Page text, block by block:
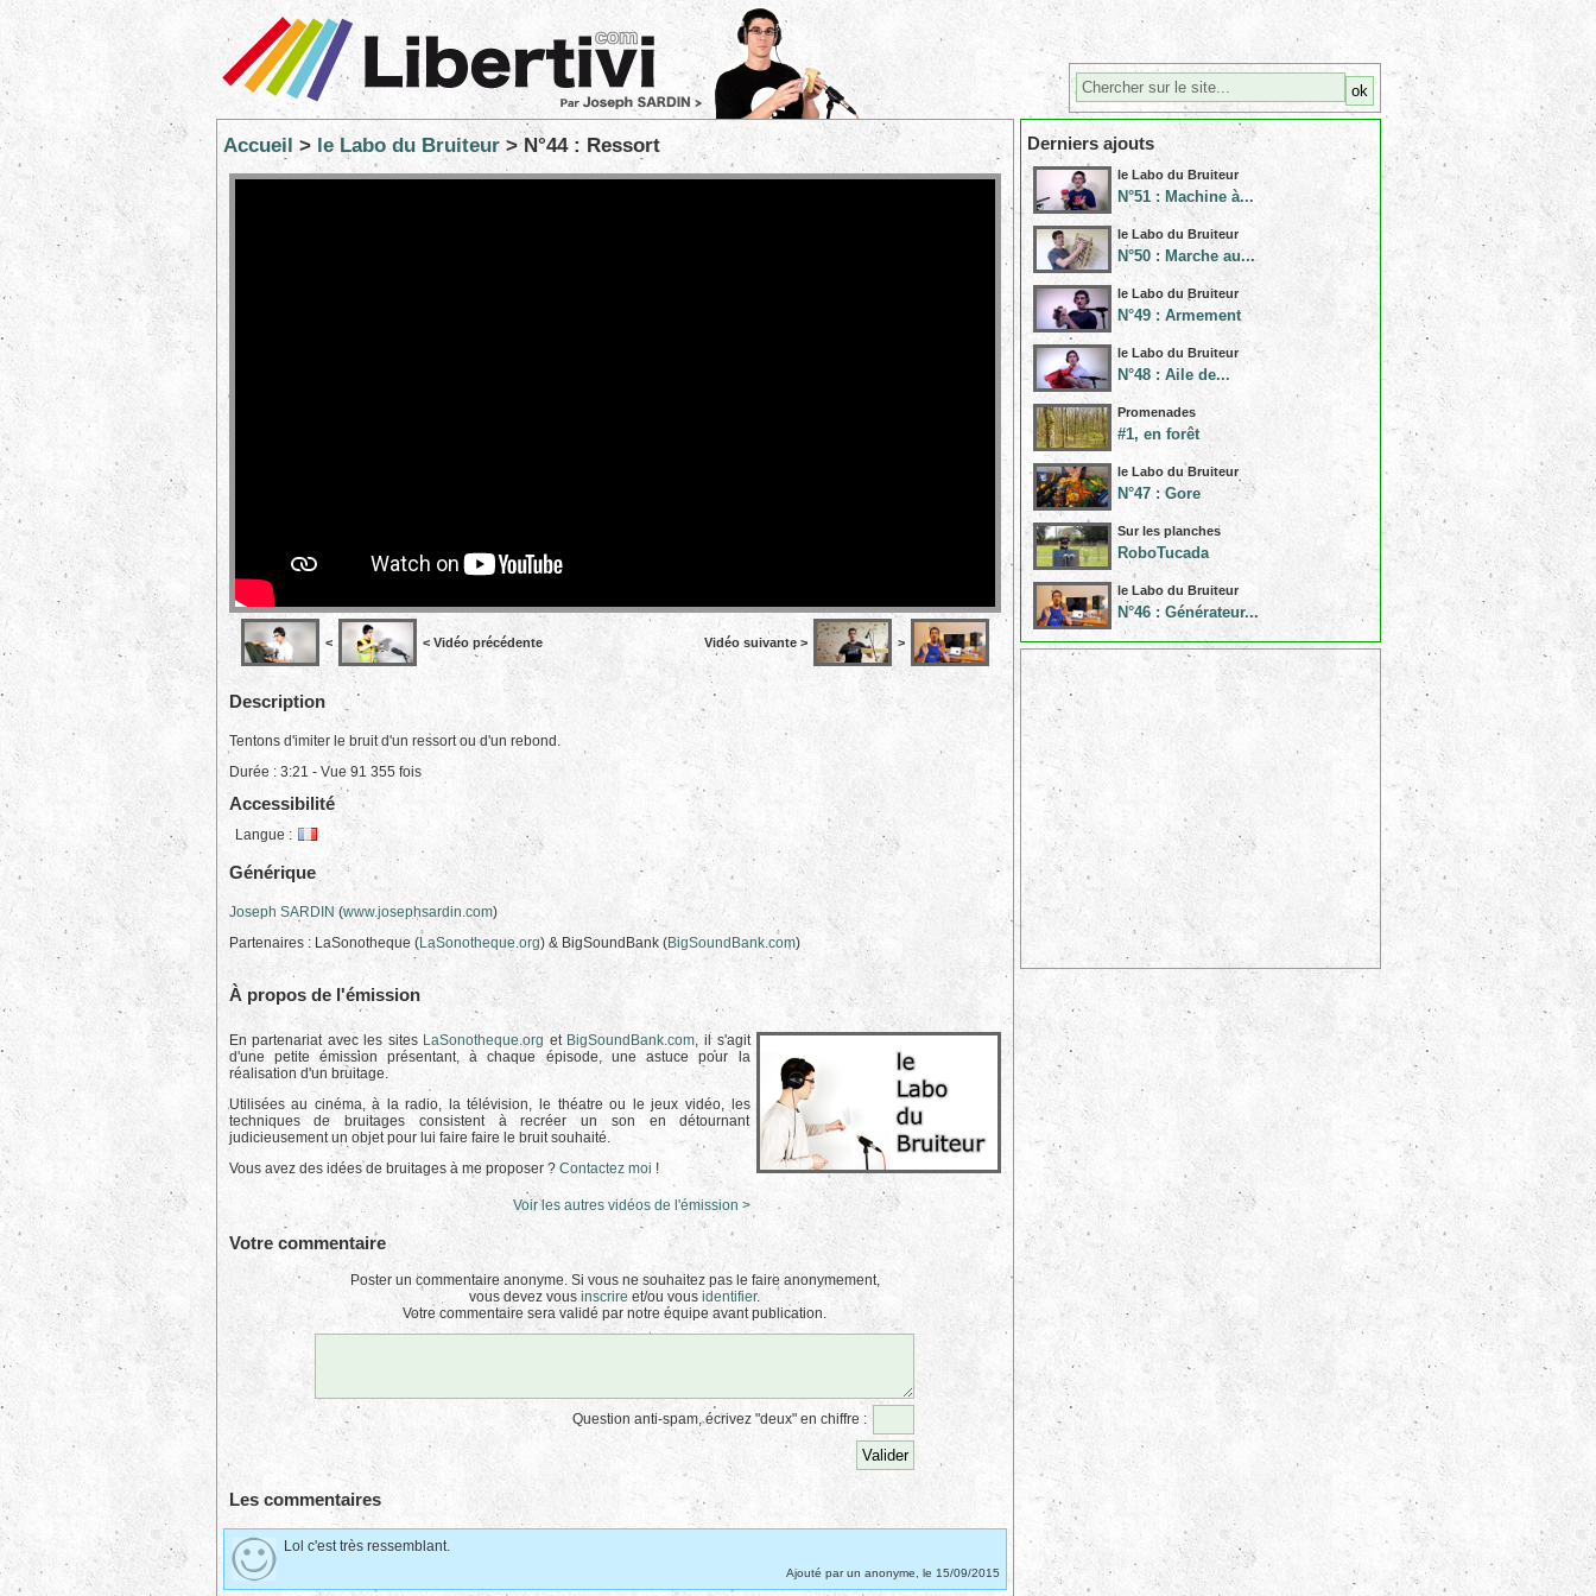
Accueil > le Labo du Bruiteur> N°44 : Ressort
< < Vidéo précédente Vidéo suivante > >
Description
Tentons d'imiter le bruit d'un ressort ou d'un rebond.
Durée : 3:21 - Vue 91 355 fois
Accessibilité
Langue :
Générique
Joseph SARDIN(www.josephsardin.com)
Partenaires : LaSonotheque (LaSonotheque.org) & BigSoundBank (BigSoundBank.com)
À propos de l'émission
En partenariat avec les sites LaSonotheque.org et BigSoundBank.com, il s'agit
d'une petite émission présentant, à chaque épisode, une astuce pour la
réalisation d'un bruitage.
Utilisées au cinéma, à la radio, la télévision, le théatre ou le jeux vidéo, les
techniques de bruitages consistent à recréer un son en détournant
judicieusement un objet pour lui faire faire le bruit souhaité.
Vous avez des idées de bruitages à me proposer ? Contactez moi !
Voir les autres vidéos de l'émission >
Votre commentaire
Poster un commentaire anonyme. Si vous ne souhaitez pas le faire anonymement,
vous devez vousinscrire et/ou vous identifier.
Votre commentaire sera validé par notre équipe avant publication.
Question anti-spam, écrivez "deux" en chiffre :
Les commentaires
Lol c'est très ressemblant.
Ajouté par un anonyme, le 15/09/2015
Derniers ajouts
le Labo du Bruiteur
N°51 : Machine à...
le Labo du Bruiteur
N°50 : Marche au...
le Labo du Bruiteur
N°49 : Armement
le Labo du Bruiteur
N°48 : Aile de...
Promenades
#1, en forêt
le Labo du Bruiteur
N°47 : Gore
Sur les planches
RoboTucada
le Labo du Bruiteur
N°46 : Générateur...